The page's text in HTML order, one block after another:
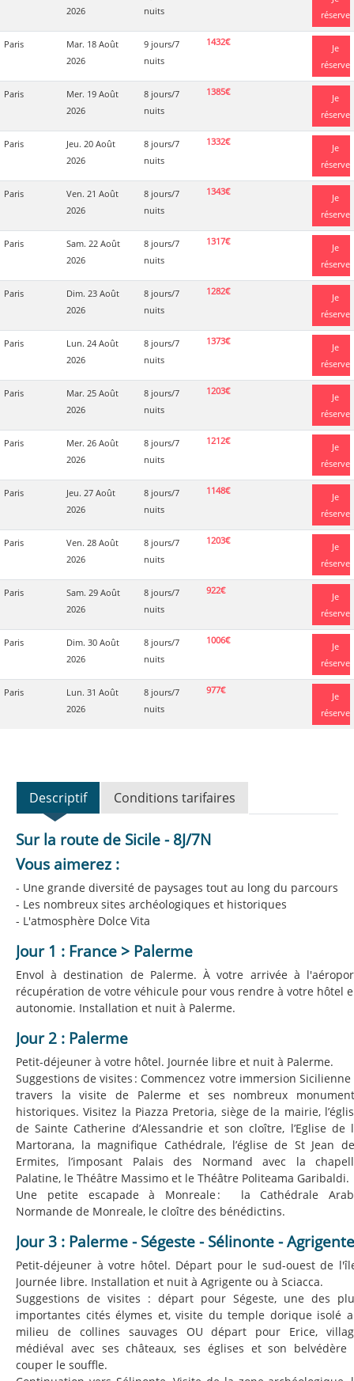
2026
nuits
réserve
Paris
Mar. 18 Août
2026
9 jours/7
nuits
1432€
Je
réserve
Paris
Mer. 19 Août
2026
8 jours/7
nuits
1385€
Je
réserve
Paris
Jeu. 20 Août
2026
8 jours/7
nuits
1332€
Je
réserve
Paris
Ven. 21 Août
2026
8 jours/7
nuits
1343€
Je
réserve
Paris
Sam. 22 Août
2026
8 jours/7
nuits
1317€
Je
réserve
Paris
Dim. 23 Août
2026
8 jours/7
nuits
1282€
Je
réserve
Paris
Lun. 24 Août
2026
8 jours/7
nuits
1373€
Je
réserve
Paris
Mar. 25 Août
2026
8 jours/7
nuits
1203€
Je
réserve
Paris
Mer. 26 Août
2026
8 jours/7
nuits
1212€
Je
réserve
Paris
Jeu. 27 Août
2026
8 jours/7
nuits
1148€
Je
réserve
Paris
Ven. 28 Août
2026
8 jours/7
nuits
1203€
Je
réserve
Paris
Sam. 29 Août
2026
8 jours/7
nuits
922€
Je
réserve
Paris
Dim. 30 Août
2026
8 jours/7
nuits
1006€
Je
réserve
Paris
Lun. 31 Août
2026
8 jours/7
nuits
977€
Je
réserve
Descriptif Conditions tarifaires
Sur la route de Sicile - 8J/7N
Vous aimerez :
- Une grande diversité de paysages tout au long du parcours
- Les nombreux sites archéologiques et historiques
- L'atmosphère Dolce Vita
Jour 1 : France > Palerme
Envol à destination de Palerme. À votre arrivée à
récupération de votre véhicule pour vous rendre à votre hôtel
autonomie. Installation et nuit à Palerme.
Jour 2 : Palerme
Petit-déjeuner à votre hôtel. Journée libre et nuit à Palerme.
Suggestions de visites : Commencez votre immersion Sicilienne
travers la visite de Palerme et ses nombreux
historiques. Visitez la Piazza Pretoria, siège de la mairie,
de Sainte Catherine d’Alessandrie et son cloître, l’Eglise de
Martorana, la magnifique Cathédrale, l’église de St Jean
Ermites, l’imposant Palais des Normand avec la
Palatine, le Théâtre Massimo et le Théâtre Politeama Garibaldi.
Une petite escapade à Monreale : la Cathédrale
Normande de Monreale, le cloître des bénédictins.
Jour 3 : Palerme - Ségeste - Sélinonte - Agrigente
Petit-déjeuner à votre hôtel. Départ pour le sud-ouest de
Journée libre. Installation et nuit à Agrigente ou à Sciacca.
Suggestions de visites : départ pour Ségeste, une des
importantes cités élymes et, visite du temple dorique isolé
milieu de collines sauvages OU départ pour Erice,
médiéval avec ses châteaux, ses églises et son belvédère
couper le souffle.